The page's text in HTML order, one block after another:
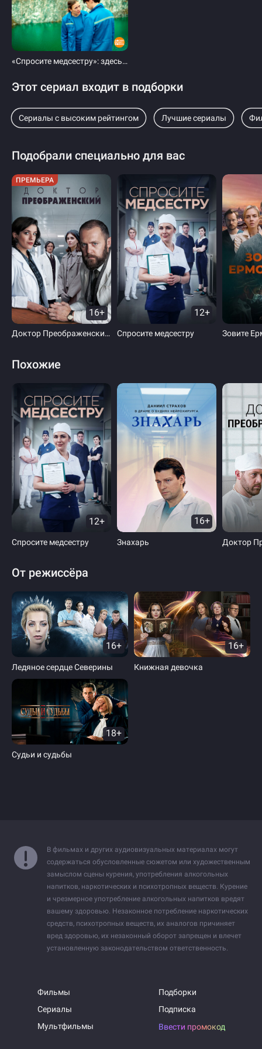
«Спросите медсестру»: здесь легких случаев не бывает! Доброе утро. Фрагмент выпуска от 04.09.2025
Этот сериал входит в подборки
Сериалы с высоким рейтингом Лучшие сериалы
Подобрали специально для вас
ПРЕМЬЕРА
16+
Доктор Преображенский 3
12+
Спросите медсестру Зовите
Похожие
12+
Спросите медсестру
16+
Знахарь Доктор
От режиссёра
16+
Ледяное сердце Северины
16+
Книжная девочка
18+
Судьи и судьбы
В фильмах и других аудиовизуальных материалах могут
содержаться обусловленные сюжетом или художественным
замыслом сцены курения, употребления алкогольных
напитков, наркотических и психотропных веществ. Курение
и чрезмерное употребление алкогольных напитков вредят
вашему здоровью. Незаконное потребление наркотических
средств, психотропных веществ, их аналогов причиняет
вред здоровью, их незаконный оборот запрещен и влечет
установленную законодательством ответственность.
Фильмы
Сериалы
Мультфильмы
Подборки
Подписка
Ввести промокод